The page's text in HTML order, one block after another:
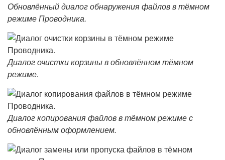
Обновлённый диалог обнаружения файлов в тёмном
режиме Проводника.
Диалог очистки корзины в обновлённом тёмном
режиме.
Диалог копирования файлов в тёмном режиме с
обновлённым оформлением.